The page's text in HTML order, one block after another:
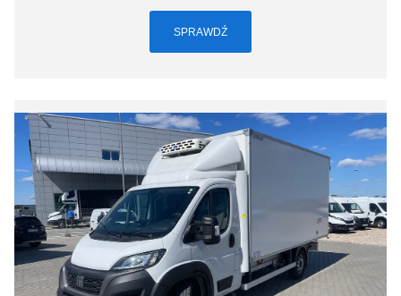
SPRAWDŹ